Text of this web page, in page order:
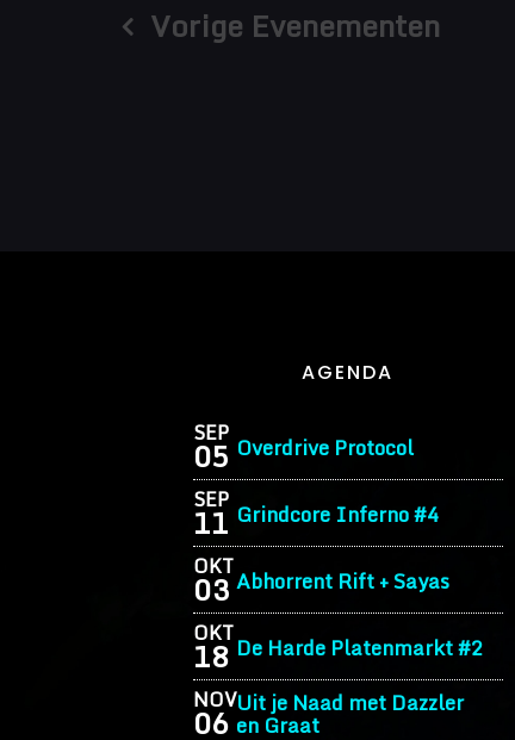
Vorige Evenementen
AGENDA
SEP
05 Overdrive Protocol
SEP
11 Grindcore Inferno #4
OKT
03 Abhorrent Rift + Sayas
OKT
18 De Harde Platenmarkt #2
NOV
06 Uit je Naad met Dazzler
en Graat